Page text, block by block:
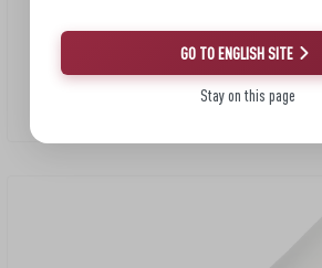
Vakuovací fólie do svářečky – rukáv 20x600 cm
GO TO ENGLISH SITE
Stay on this page